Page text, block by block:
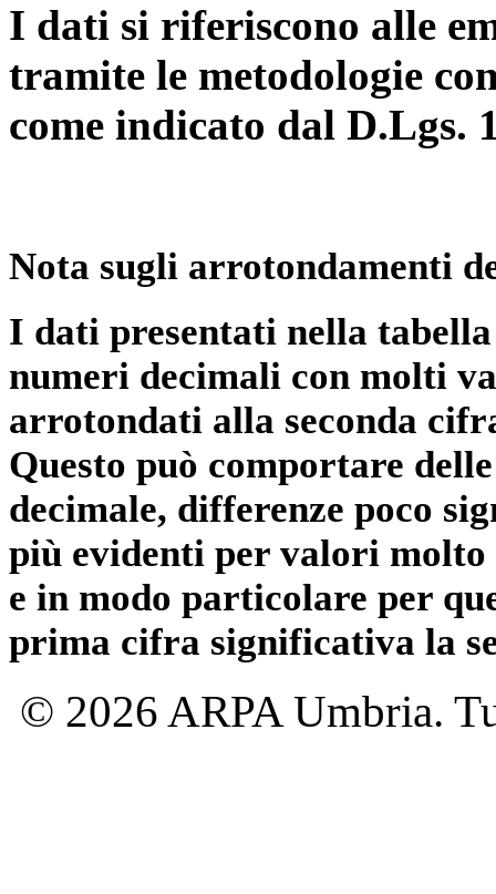
I dati si riferiscono alle
tramite le metodologie
come indicato dal D.Lgs.
Nota sugli arrotondamenti
I dati presentati nella
numeri decimali con molti
arrotondati alla seconda
Questo può comportare
decimale, differenze poco
più evidenti per valori
e in modo particolare per
prima cifra significativa la
© 2026 ARPA Umbria.